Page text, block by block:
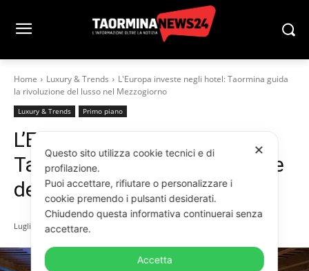
Home Luxury & Trends
L'Europa investe negli hotel: Taormina guida
la rivoluzione del lusso nel Mezzogiorno
Luxury & Trends Primo piano
L’Europa investe negli hotel:
Taormina guida la rivoluzione
del lusso nel Mezzogiorno
Luglio 3, 2026
✕
Questo sito utilizza cookie tecnici e di
profilazione.
Puoi accettare, rifiutare o personalizzare i
cookie premendo i pulsanti desiderati.
Chiudendo questa informativa continuerai senza
accettare.
Accetta